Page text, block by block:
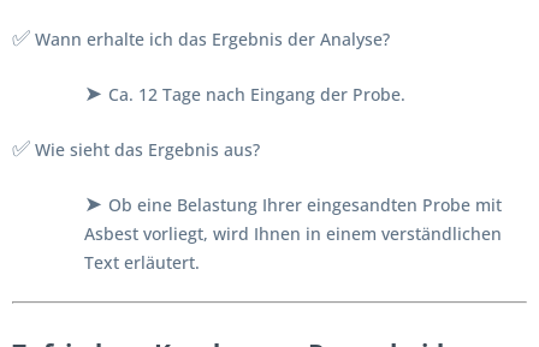
✅ Wann erhalte ich das Ergebnis der Analyse?
➤ Ca. 12 Tage nach Eingang der Probe.
✅ Wie sieht das Ergebnis aus?
➤ Ob eine Belastung Ihrer eingesandten Probe mit
Asbest vorliegt, wird Ihnen in einem verständlichen
Text erläutert.